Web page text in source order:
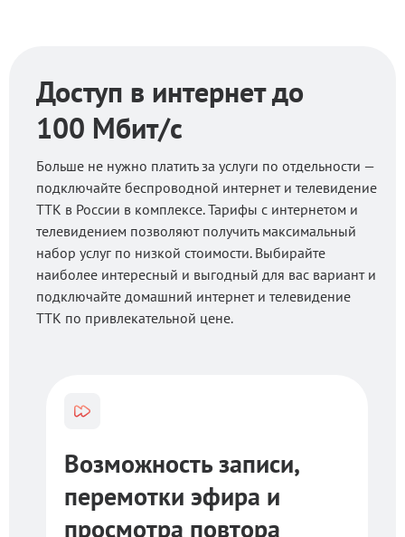
Доступ в интернет до
100 Мбит/с
Больше не нужно платить за услуги по отдельности —
подключайте беспроводной интернет и телевидение
ТТК в России в комплексе. Тарифы с интернетом и
телевидением позволяют получить максимальный
набор услуг по низкой стоимости. Выбирайте
наиболее интересный и выгодный для вас вариант и
подключайте домашний интернет и телевидение
ТТК по привлекательной цене.
Возможность записи,
перемотки эфира и
просмотра повтора